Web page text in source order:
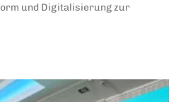
und Digitalisierung zur